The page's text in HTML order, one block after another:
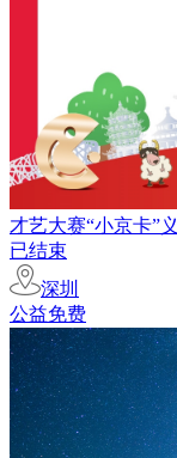
才艺大赛“小京卡”
已结束
深圳
公益免费